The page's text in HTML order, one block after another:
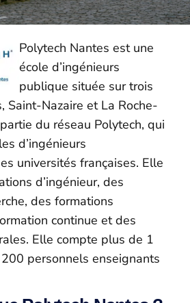
Polytech Nantes est une
école d’ingénieurs
publique située sur trois
Saint-Nazaire et La Roche-
du réseau Polytech, qui
d’ingénieurs
universités françaises. Elle
d’ingénieur, des
des formations
continue et des
Elle compte plus de 1
personnels enseignants